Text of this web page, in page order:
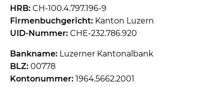
HRB: CH-100.4.797.196-9
Firmenbuchgericht: Kanton Luzern
UID-Nummer: CHE-232.786.920
Bankname: Luzerner Kantonalbank
BLZ: 00778
Kontonummer: 1964.5662.2001